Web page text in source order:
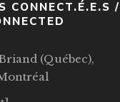
CONNECT.É.E.S /
(Québec),